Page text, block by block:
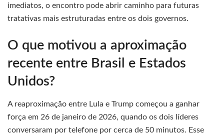
imediatos, o encontro pode abrir caminho para futuras
tratativas mais estruturadas entre os dois governos.
O que motivou a aproximação
recente entre Brasil e Estados
Unidos?
A reaproximação entre Lula e Trump começou a ganhar
força em 26 de janeiro de 2026, quando os dois líderes
conversaram por telefone por cerca de 50 minutos. Esse